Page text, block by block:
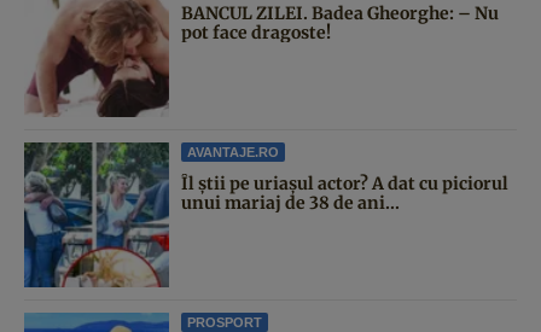
BANCUL ZILEI. Badea Gheorghe: – Nu
pot face dragoste!
AVANTAJE.RO
Îl știi pe uriașul actor? A dat cu piciorul
unui mariaj de 38 de ani...
PROSPORT